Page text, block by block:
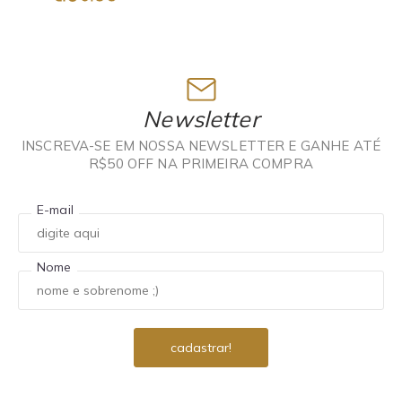
Newsletter
INSCREVA-SE EM NOSSA NEWSLETTER E GANHE ATÉ
R$50 OFF NA PRIMEIRA COMPRA
E-mail
Nome